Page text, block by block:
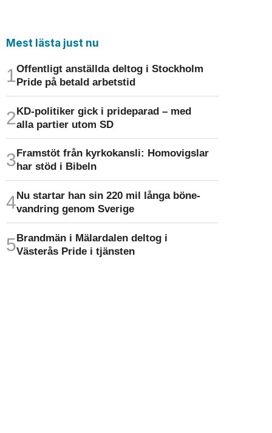
Mest lästa just nu
Offentligt anställda deltog i Stockholm
Pride på betald arbetstid
KD-politiker gick i prideparad – med
alla partier utom SD
Framstöt från kyrkokansli: Homo­vigslar
har stöd i Bibeln
Nu startar han sin 220 mil långa böne­
vandring genom Sverige
Brandmän i Mälardalen deltog i
Västerås Pride i tjänsten